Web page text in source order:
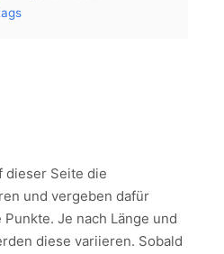
dieser Seite die
und vergeben dafür
Je nach Länge und
diese variieren. Sobald